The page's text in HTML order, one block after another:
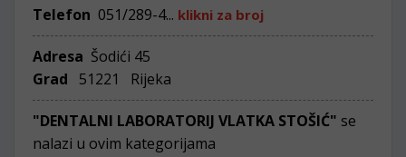
Telefon 051/289-4... klikni za broj
Adresa Šodići 45
Grad
51221 Rijeka
"DENTALNI LABORATORIJ VLATKA STOŠIĆ" se
nalazi u ovim kategorijama